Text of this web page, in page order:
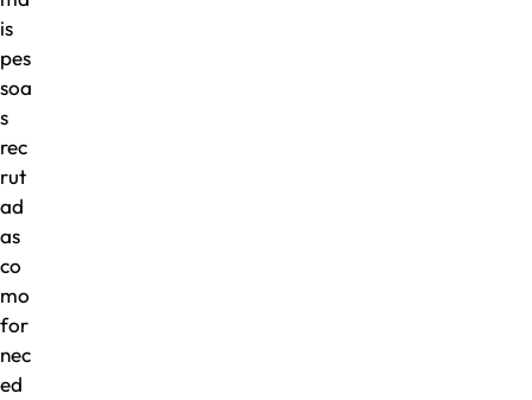
is
pes
soa
s
rec
rut
ad
as
co
mo
for
nec
ed